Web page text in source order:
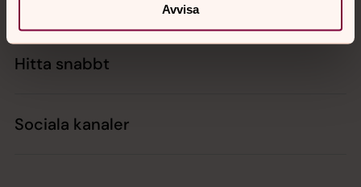
Avvisa
Hitta snabbt
Sociala kanaler